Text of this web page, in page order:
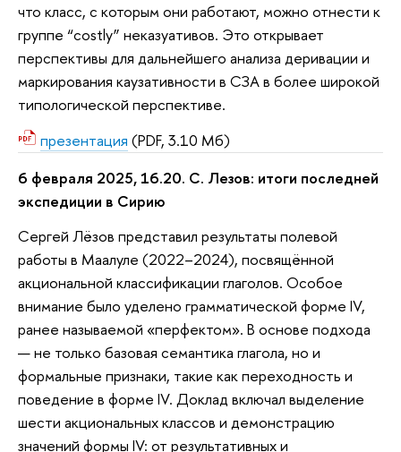
что класс, с которым они работают, можно отнести к
группе “costly” неказуативов. Это открывает
перспективы для дальнейшего анализа деривации и
маркирования каузативности в СЗА в более широкой
типологической перспективе.
презентация (PDF, 3.10 Мб)
6 февраля 2025, 16.20. С. Лезов: итоги последней
экспедиции в Сирию
Сергей Лёзов представил результаты полевой
работы в Маалуле (2022–2024), посвящённой
акциональной классификации глаголов. Особое
внимание было уделено грамматической форме IV,
ранее называемой «перфектом». В основе подхода
— не только базовая семантика глагола, но и
формальные признаки, такие как переходность и
поведение в форме IV. Доклад включал выделение
шести акциональных классов и демонстрацию
значений формы IV: от результативных и